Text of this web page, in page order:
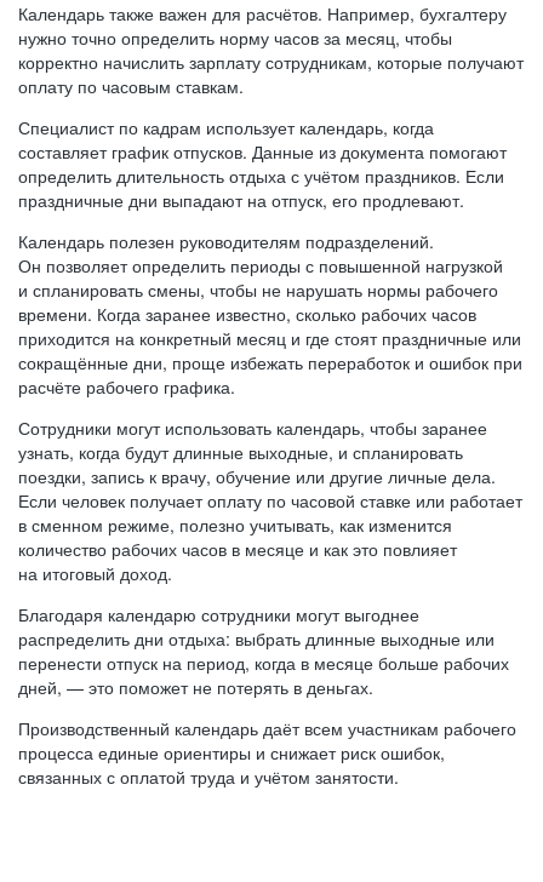
Календарь также важен для расчётов. Например, бухгалтеру
нужно точно определить норму часов за месяц, чтобы
корректно начислить зарплату сотрудникам, которые получают
оплату по часовым ставкам.
Специалист по кадрам использует календарь, когда
составляет график отпусков. Данные из документа помогают
определить длительность отдыха с учётом праздников. Если
праздничные дни выпадают на отпуск, его продлевают.
Календарь полезен руководителям подразделений.
Он позволяет определить периоды с повышенной нагрузкой
и спланировать смены, чтобы не нарушать нормы рабочего
времени. Когда заранее известно, сколько рабочих часов
приходится на конкретный месяц и где стоят праздничные или
сокращённые дни, проще избежать переработок и ошибок при
расчёте рабочего графика.
Сотрудники могут использовать календарь, чтобы заранее
узнать, когда будут длинные выходные, и спланировать
поездки, запись к врачу, обучение или другие личные дела.
Если человек получает оплату по часовой ставке или работает
в сменном режиме, полезно учитывать, как изменится
количество рабочих часов в месяце и как это повлияет
на итоговый доход.
Благодаря календарю сотрудники могут выгоднее
распределить дни отдыха: выбрать длинные выходные или
перенести отпуск на период, когда в месяце больше рабочих
дней, — это поможет не потерять в деньгах.
Производственный календарь даёт всем участникам рабочего
процесса единые ориентиры и снижает риск ошибок,
связанных с оплатой труда и учётом занятости.